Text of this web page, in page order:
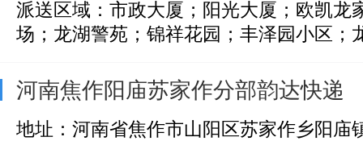
派送区域：市政大厦；阳光大厦；欧凯龙
场；龙湖警苑；锦祥花园；丰泽园小区；
河南焦作阳庙苏家作分部韵达快递
地址：河南省焦作市山阳区苏家作乡阳庙